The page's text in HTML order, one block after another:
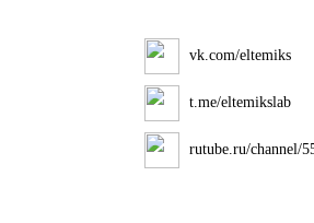
vk.com/eltemiks
t.me/eltemikslab
rutube.ru/channel/